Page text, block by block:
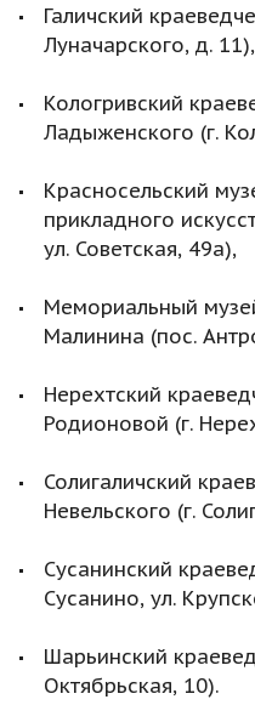
Галичский
Луначарского, д. 11),
Кологривский
Ладыженского (г.
Красносельский
прикладного
ул. Советская, 49а),
Мемориальный
Малинина (пос.
Нерехтский
Родионовой (г.
Солигаличский
Невельского (г.
Сусанинский
Сусанино, ул.
Шарьинский
Октябрьская, 10).